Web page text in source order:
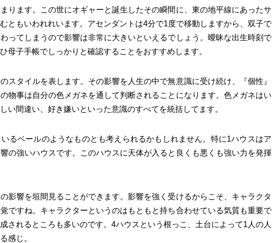
ります。この世にオギャーと誕生したその瞬間に、東の地平線にあったサ
ともいわれれいます。アセンダントは4分で1度で移動しますから、双子で
ってしまうので影響は非常に大きいといえるでしょう。曖昧な出生時刻で
母子手帳でしっかりと確認することをおすすめします。
スタイルを表します。その影響を人生の中で無意識に受け続け、『個性』
物事は自分の色メガネを通して判断されることになります。色メガネはい
い間違い、好き嫌いといった意識のすべてを統括してます。
るベールのようなものとも考えられるかもしれません。特に1ハウスはア
の強いハウスです。このハウスに天体が入ると良くも悪くも強い力を発揮
影響を垣間見ることができます。影響を強く受けるからこそ、キャラクタ
ですね。キャラクターというのはもともと持ち合わせている気質も重要で
されるところも多いのです。4ハウスという根っこ、土台によって1人の人
感じ。